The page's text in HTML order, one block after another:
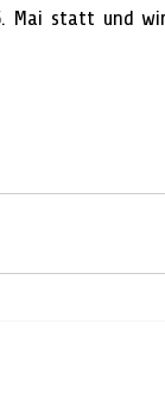
Mai statt und